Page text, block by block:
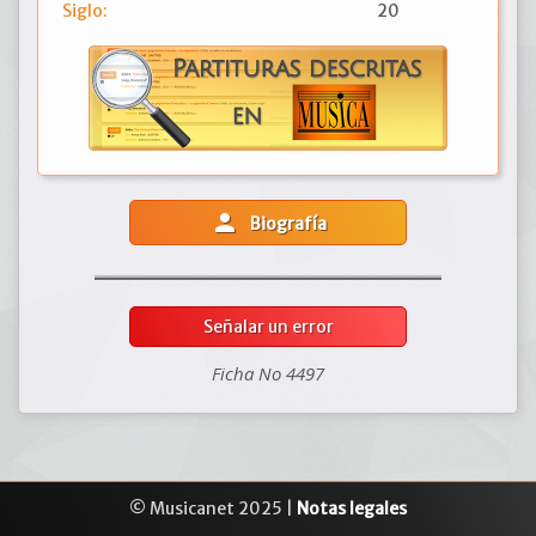
Siglo: 20
person Biografía
Señalar un error
Ficha No 4497
© Musicanet 2025 | Notas legales